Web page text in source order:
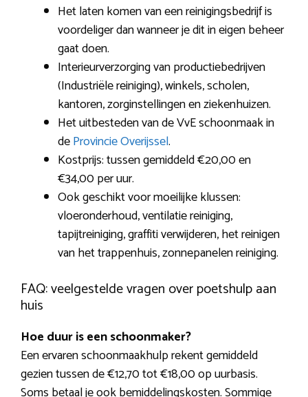
Het laten komen van een reinigingsbedrijf is
voordeliger dan wanneer je dit in eigen beheer
gaat doen.
Interieurverzorging van productiebedrijven
(Industriële reiniging), winkels, scholen,
kantoren, zorginstellingen en ziekenhuizen.
Het uitbesteden van de VvE schoonmaak in
deProvincie Overijssel.
Kostprijs: tussen gemiddeld €20,00 en
€34,00 per uur.
Ook geschikt voor moeilijke klussen:
vloeronderhoud, ventilatie reiniging,
tapijtreiniging, graffiti verwijderen, het reinigen
van het trappenhuis, zonnepanelen reiniging.
FAQ: veelgestelde vragen over poetshulp aan
huis
Hoe duur is een schoonmaker?
Een ervaren schoonmaakhulp rekent gemiddeld
gezien tussen de €12,70 tot €18,00 op uurbasis.
Soms betaal je ook bemiddelingskosten. Sommige